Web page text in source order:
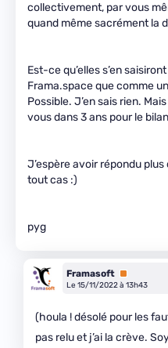
collectivement, par vous
quand même sacrément la
Est-ce qu’elles s’en
Frama.space que comme
Possible. J’en sais rien.
vous dans 3 ans pour le
J’espère avoir répondu
tout cas :)
pyg
Framasoft Premium
Le 15/11/2022 à 13h43
(houla ! désolé pour les
pas relu et j’ai la crève.